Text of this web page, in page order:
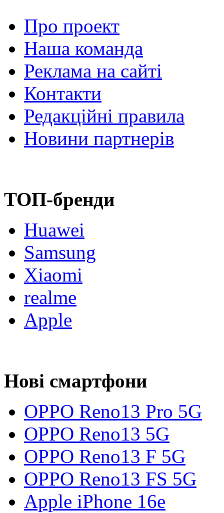
Про проект
Наша команда
Реклама на сайті
Контакти
Редакційні правила
Новини партнерів
ТОП-бренди
Huawei
Samsung
Xiaomi
realme
Apple
Нові смартфони
OPPO Reno13 Pro 5G
OPPO Reno13 5G
OPPO Reno13 F 5G
OPPO Reno13 FS 5G
Apple iPhone 16e